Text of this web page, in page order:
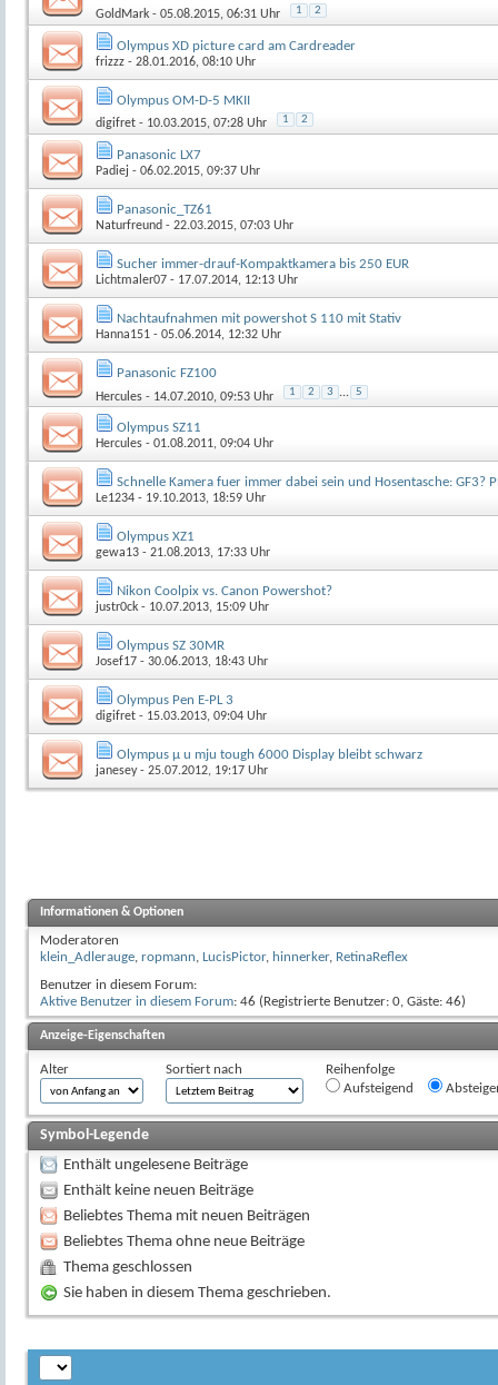
GoldMark - 05.08.2015, 06:31 Uhr 1 2
Olympus XD picture card am Cardreader
frizzz - 28.01.2016, 08:10 Uhr
Olympus OM-D-5 MKII
digifret - 10.03.2015, 07:28 Uhr 1 2
Panasonic LX7
Padiej - 06.02.2015, 09:37 Uhr
Panasonic_TZ61
Naturfreund - 22.03.2015, 07:03 Uhr
Sucher immer-drauf-Kompaktkamera bis 250 EUR
Lichtmaler07 - 17.07.2014, 12:13 Uhr
Nachtaufnahmen mit powershot S 110 mit Stativ
Hanna151 - 05.06.2014, 12:32 Uhr
Panasonic FZ100
Hercules - 14.07.2010, 09:53 Uhr 1 2 3 ... 5
Olympus SZ11
Hercules - 01.08.2011, 09:04 Uhr
Schnelle Kamera fuer immer dabei sein und Hosentasche: GF3?
Le1234 - 19.10.2013, 18:59 Uhr
Olympus XZ1
gewa13 - 21.08.2013, 17:33 Uhr
Nikon Coolpix vs. Canon Powershot?
justr0ck - 10.07.2013, 15:09 Uhr
Olympus SZ 30MR
Josef17 - 30.06.2013, 18:43 Uhr
Olympus Pen E-PL 3
digifret - 15.03.2013, 09:04 Uhr
Olympus µ u mju tough 6000 Display bleibt schwarz
janesey- 25.07.2012, 19:17 Uhr
Informationen & Optionen
Moderatoren
klein_Adlerauge, ropmann, LucisPictor, hinnerker, RetinaReflex
Benutzer in diesem Forum:
Aktive Benutzer in diesem Forum: 46 (Registrierte Benutzer: 0, Gäste: 46)
Anzeige-Eigenschaften
Alter Sortiert nach
Reihenfolge
Aufsteigend
Symbol-Legende
Enthält ungelesene Beiträge
Enthält keine neuen Beiträge
Beliebtes Thema mit neuen Beiträgen
Beliebtes Thema ohne neue Beiträge
Thema geschlossen
Sie haben in diesem Thema geschrieben.